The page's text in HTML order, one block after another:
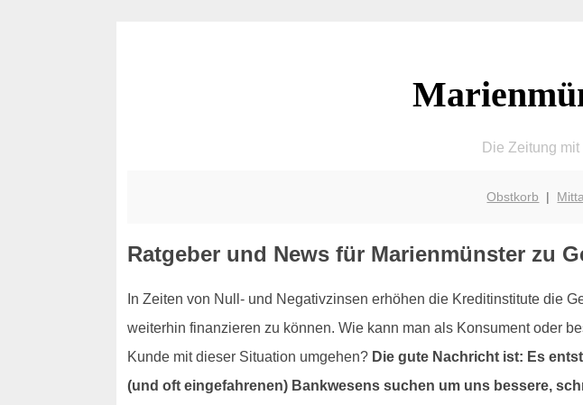
Die Zeitung
Obstkorb |
Ratgeber und News für Marienmünster zu
In Zeiten von Null- und Negativzinsen erhöhen die Kreditinstitute die
weiterhin finanzieren zu können. Wie kann man als Konsument oder
Kunde mit dieser Situation umgehen? Die gute Nachricht ist: Es
(und oft eingefahrenen) Bankwesens suchen um uns bessere,